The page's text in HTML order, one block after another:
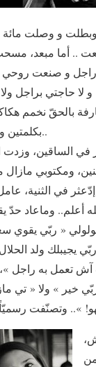
و وصلت مائة
.. أما مبعد،
راجل و صنعت روحي
لا حاجتي براجل
بالحقّ نخمم
بكلمتين و نضمّد في جروح تنين..
في الساقين، وزدت
ومكتوبي
في الثنية،
أعلم.. وماعاد حدّ
« ربّي
يجيبلك ولد
تعمل به راجل
خير » ولا « تي